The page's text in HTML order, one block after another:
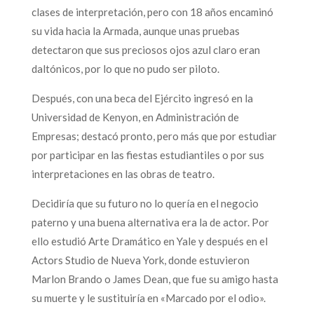
clases de interpretación, pero con 18 años encaminó
su vida hacia la Armada, aunque unas pruebas
detectaron que sus preciosos ojos azul claro eran
daltónicos, por lo que no pudo ser piloto.
Después, con una beca del Ejército ingresó en la
Universidad de Kenyon, en Administración de
Empresas; destacó pronto, pero más que por estudiar
por participar en las fiestas estudiantiles o por sus
interpretaciones en las obras de teatro.
Decidiría que su futuro no lo quería en el negocio
paterno y una buena alternativa era la de actor. Por
ello estudió Arte Dramático en Yale y después en el
Actors Studio de Nueva York, donde estuvieron
Marlon Brando o James Dean, que fue su amigo hasta
su muerte y le sustituiría en «Marcado por el odio».